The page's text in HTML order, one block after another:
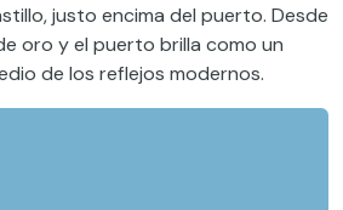
justo encima del puerto. Desde
oro y el puerto brilla como un
de los reflejos modernos.